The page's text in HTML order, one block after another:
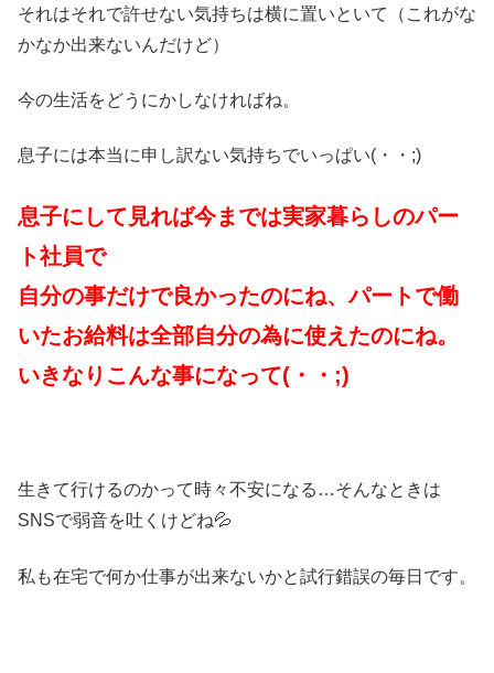
それはそれで許せない気持ちは横に置いといて（これがな
かなか出来ないんだけど）
今の生活をどうにかしなければね。
息子には本当に申し訳ない気持ちでいっぱい(・・;)
息子にして見れば今までは実家暮らしのパー
ト社員で
自分の事だけで良かったのにね、パートで働
いたお給料は全部自分の為に使えたのにね。
いきなりこんな事になって(・・;)
生きて行けるのかって時々不安になる…そんなときは
SNSで弱音を吐くけどね💦
私も在宅で何か仕事が出来ないかと試行錯誤の毎日です。